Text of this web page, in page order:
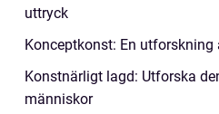
uttryck
Konceptkonst: En utforskning
Konstnärligt lagd: Utforska
människor